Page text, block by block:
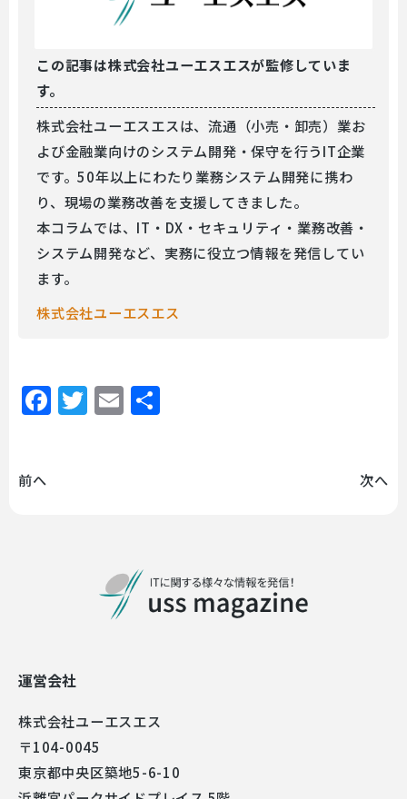
この記事は株式会社ユーエスエスが監修していま
す。
株式会社ユーエスエスは、流通（小売・卸売）業お
よび金融業向けのシステム開発・保守を行うIT企業
です。50年以上にわたり業務システム開発に携わ
り、現場の業務改善を支援してきました。
本コラムでは、IT・DX・セキュリティ・業務改善・
システム開発など、実務に役立つ情報を発信してい
ます。
株式会社ユーエスエス
Facebook
Twitter
Email
前へ 次へ
運営会社
株式会社ユーエスエス
〒104-0045
東京都中央区築地5-6-10